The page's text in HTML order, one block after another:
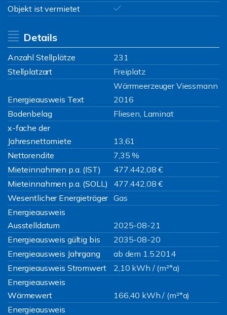
Objekt ist vermietet
Details
Anzahl Stellplätze
231
Stellplatzart
Freiplatz
Energieausweis Text
Wärrmeerzeuger Viessmann
2016
Bodenbelag
Fliesen, Laminat
x-fache der
Jahresnettomiete
13,61
Nettorendite
7,35 %
Mieteinnahmen p.a. (IST)
477.442,08 €
Mieteinnahmen p.a. (SOLL)
477.442,08 €
Wesentlicher Energieträger Gas
Energieausweis
Ausstelldatum
2025-08-21
Energieausweis gültig bis
2035-08-20
Energieausweis Jahrgang
ab dem 1.5.2014
Energieausweis Stromwert
2,10 kWh / (m²*a)
Energieausweis
Wärmewert
166,40 kWh / (m²*a)
Energieausweis